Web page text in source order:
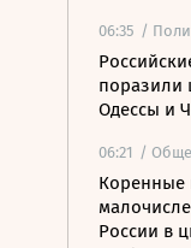
06:35 /
поразили
Одессы и
06:21 /
Коренные
России в